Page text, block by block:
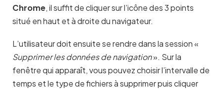
Chrome, il suffit de cliquer sur l’icône des 3 points
situé en haut et à droite du navigateur.
L’utilisateur doit ensuite se rendre dans la session «
Supprimer les données de navigation». Sur la
fenêtre qui apparaît, vous pouvez choisir l’intervalle de
temps et le type de fichiers à supprimer puis cliquer